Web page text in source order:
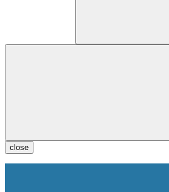
close